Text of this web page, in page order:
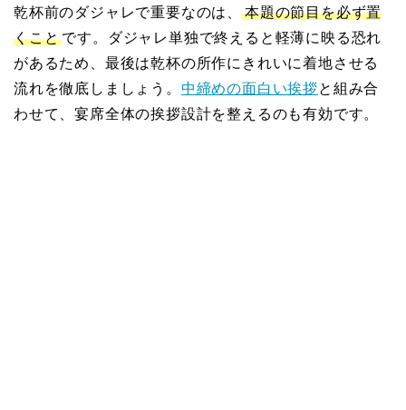
乾杯前のダジャレで重要なのは、本題の節目を必ず置
くこと です。ダジャレ単独で終えると軽薄に映る恐れ
があるため、最後は乾杯の所作にきれいに着地させる
流れを徹底しましょう。 中締めの面白い挨拶と組み合
わせて、宴席全体の挨拶設計を整えるのも有効です。